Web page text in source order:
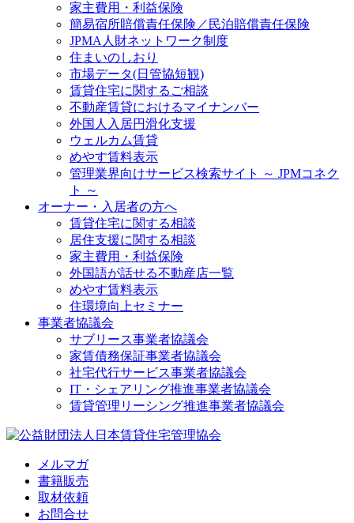
家主費用・利益保険
簡易宿所賠償責任保険／民泊賠償責任保険
JPMA人財ネットワーク制度
住まいのしおり
市場データ(日管協短観)
賃貸住宅に関するご相談
不動産賃貸におけるマイナンバー
外国人入居円滑化支援
ウェルカム賃貸
めやす賃料表示
管理業界向けサービス検索サイト ～ JPMコネク
ト ～
オーナー・入居者の方へ
賃貸住宅に関する相談
居住支援に関する相談
家主費用・利益保険
外国語が話せる不動産店一覧
めやす賃料表示
住環境向上セミナー
事業者協議会
サブリース事業者協議会
家賃債務保証事業者協議会
社宅代行サービス事業者協議会
IT・シェアリング推進事業者協議会
賃貸管理リーシング推進事業者協議会
メルマガ
書籍販売
取材依頼
お問合せ